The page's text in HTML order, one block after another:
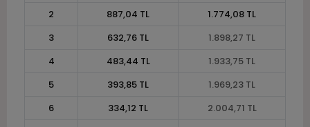
2
887,04 TL
1.774,08 TL
3
632,76 TL
1.898,27 TL
4
483,44 TL
1.933,75 TL
5
393,85 TL
1.969,23 TL
6
334,12 TL
2.004,71 TL